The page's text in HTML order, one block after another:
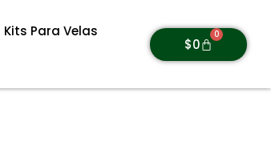
Kits Para Velas
$0
0